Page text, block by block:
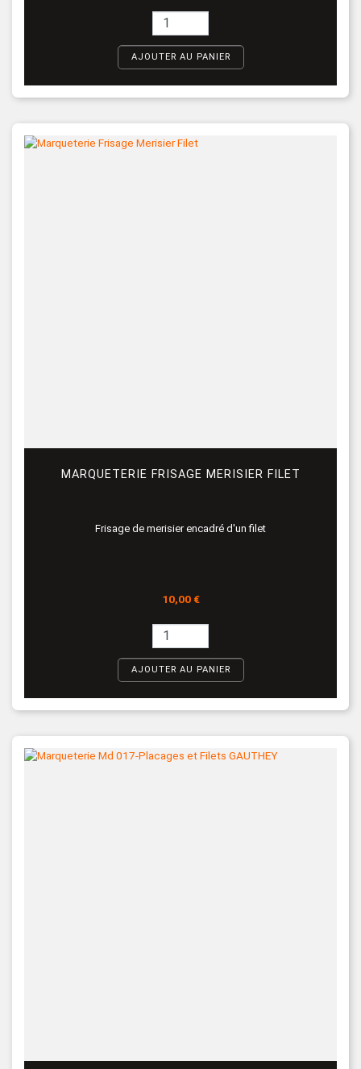
AJOUTER AU PANIER
MARQUETERIE FRISAGE MERISIER FILET
Frisage de merisier encadré d'un filet
Prix
10,00 €
AJOUTER AU PANIER